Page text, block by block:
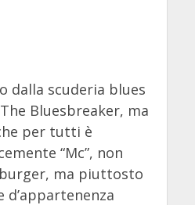
dalla scuderia blues
Bluesbreaker, ma
per tutti è
“Mc”, non
ma piuttosto
d’appartenenza